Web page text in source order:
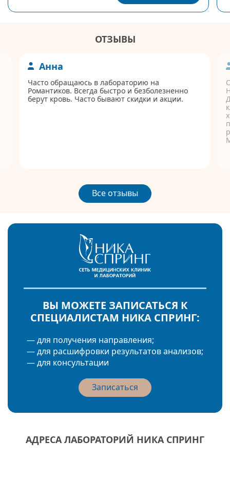
ОТЗЫВЫ
Анна
Часто обращаюсь в лабораторию на
Романтиков. Всегда быстро и безболезненно
берут кровь. Часто бывают скидки и акции.
Все отзывы
ВЫ МОЖЕТЕ ЗАПИСАТЬСЯ К
СПЕЦИАЛИСТАМ НИКА СПРИНГ:
— для получения направления;
— для расшифровки результатов анализов;
— для консультации
Записаться
АДРЕСА ЛАБОРАТОРИЙ НИКА СПРИНГ